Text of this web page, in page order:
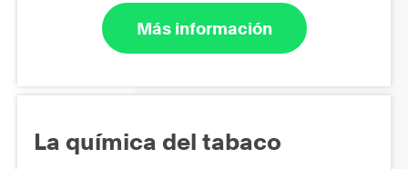
Más información
La química del tabaco